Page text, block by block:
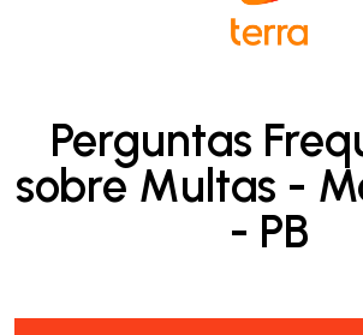
Perguntas
sobre Multas -
- PB